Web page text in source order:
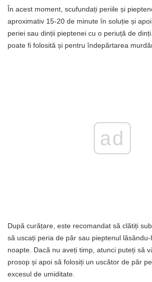
În acest moment, scufundați periile și
aproximativ 15-20 de minute în soluție și
periei sau dinții pieptenei cu o periuță de
poate fi folosită și pentru îndepărtarea
ad
După curățare, este recomandat să clătiți
să uscați peria de păr sau pieptenul
noapte. Dacă nu aveți timp, atunci puteți să
prosop și apoi să folosiți un uscător de păr
excesul de umiditate.